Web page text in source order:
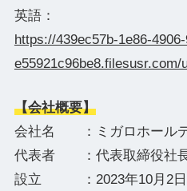
英語：
https://439ec57b-1e86-
e55921c96be8.filesusr.com/
【会社概要】
会社名 ：ミガロホールデ
代表者 ：代表取締役
設立 ：2023年10月2日